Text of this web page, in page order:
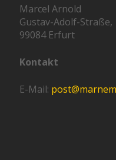
Marcel Arnold
Gustav-Adolf-Straße,
99084 Erfurt
Kontakt
E-Mail: